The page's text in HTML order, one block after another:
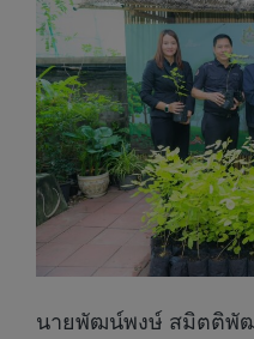
นายพัฒน์พงษ์ สมิตติพั